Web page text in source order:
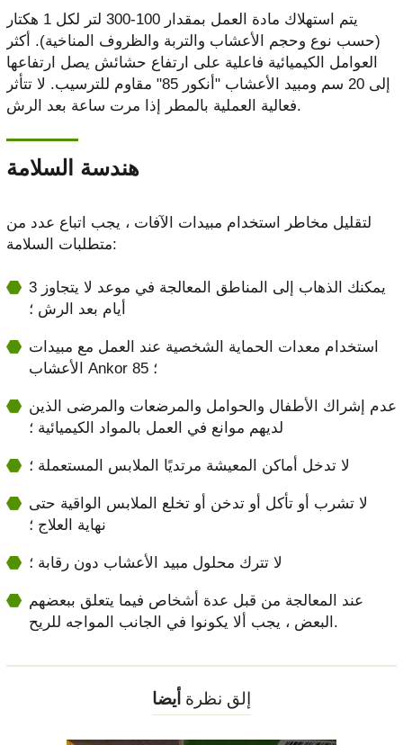
يتم استهلاك مادة العمل بمقدار 100-300 لتر لكل 1 هكتار
(حسب نوع وحجم الأعشاب والتربة والظروف المناخية). أكثر
العوامل الكيميائية فاعلية على ارتفاع حشائش يصل ارتفاعها
إلى 20 سم ومبيد الأعشاب "أنكور 85" مقاوم للترسيب. لا تتأثر
فعالية العملية بالمطر إذا مرت ساعة بعد الرش.
هندسة السلامة
لتقليل مخاطر استخدام مبيدات الآفات ، يجب اتباع عدد من
متطلبات السلامة:
يمكنك الذهاب إلى المناطق المعالجة في موعد لا يتجاوز 3
أيام بعد الرش ؛
استخدام معدات الحماية الشخصية عند العمل مع مبيدات
الأعشاب Ankor 85 ؛
عدم إشراك الأطفال والحوامل والمرضعات والمرضى الذين
لديهم موانع في العمل بالمواد الكيميائية ؛
لا تدخل أماكن المعيشة مرتديًا الملابس المستعملة ؛
لا تشرب أو تأكل أو تدخن أو تخلع الملابس الواقية حتى
نهاية العلاج ؛
لا تترك محلول مبيد الأعشاب دون رقابة ؛
عند المعالجة من قبل عدة أشخاص فيما يتعلق ببعضهم
البعض ، يجب ألا يكونوا في الجانب المواجه للريح.
إلق نظرة أيضا